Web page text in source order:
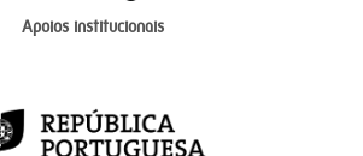
Apoios institucionais